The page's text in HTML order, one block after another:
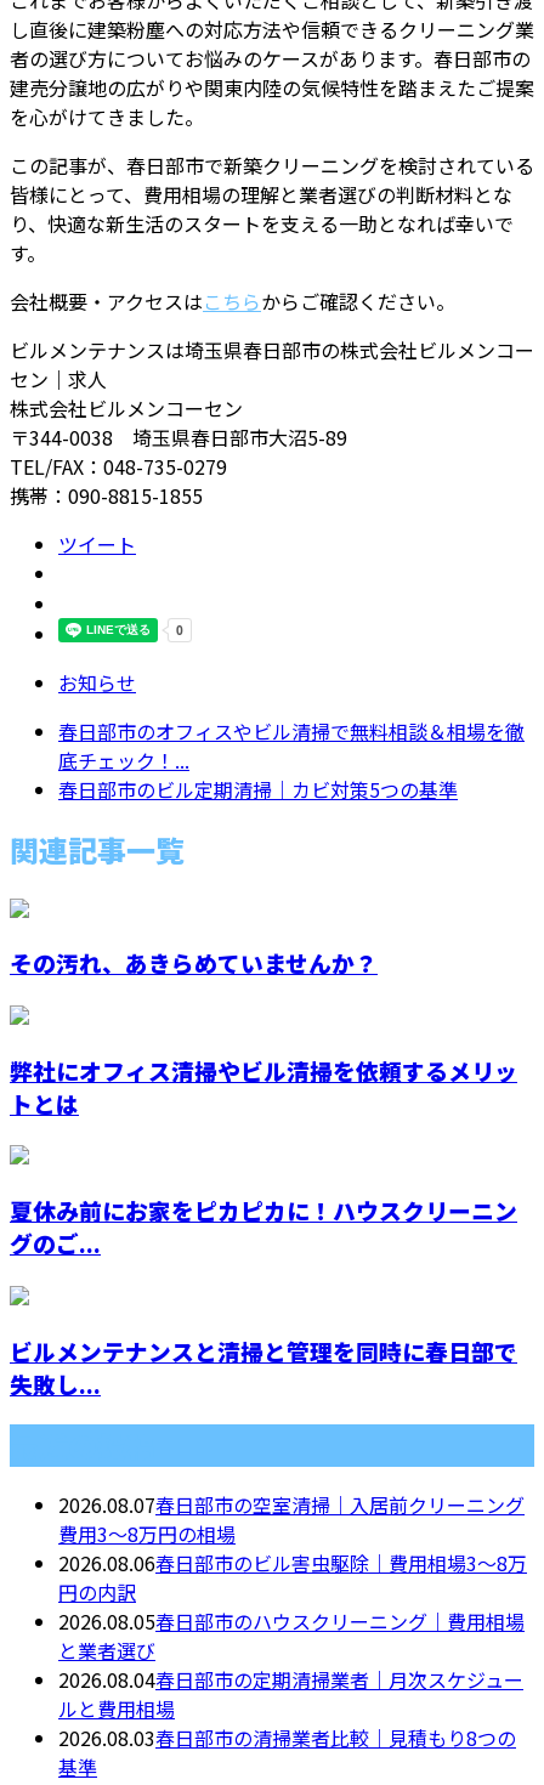
し直後に建築粉塵への対応方法や信頼できるクリーニング業
者の選び方についてお悩みのケースがあります。春日部市の
建売分譲地の広がりや関東内陸の気候特性を踏まえたご提案
を心がけてきました。
この記事が、春日部市で新築クリーニングを検討されている
皆様にとって、費用相場の理解と業者選びの判断材料とな
り、快適な新生活のスタートを支える一助となれば幸いで
す。
会社概要・アクセスはこちらからご確認ください。
ビルメンテナンスは埼玉県春日部市の株式会社ビルメンコー
セン｜求人
株式会社ビルメンコーセン
〒344-0038 埼玉県春日部市大沼5-89
TEL/FAX：048-735-0279
携帯：090-8815-1855
ツイート
お知らせ
春日部市のオフィスやビル清掃で無料相談＆相場を徹
底チェック！...
春日部市のビル定期清掃｜カビ対策5つの基準
関連記事一覧
その汚れ、あきらめていませんか？
弊社にオフィス清掃やビル清掃を依頼するメリッ
トとは
夏休み前にお家をピカピカに！ハウスクリーニン
グのご...
ビルメンテナンスと清掃と管理を同時に春日部で
失敗し...
2026.08.07春日部市の空室清掃｜入居前クリーニング
費用3〜8万円の相場
2026.08.06春日部市のビル害虫駆除｜費用相場3〜8万
円の内訳
2026.08.05春日部市のハウスクリーニング｜費用相場
と業者選び
2026.08.04春日部市の定期清掃業者｜月次スケジュー
ルと費用相場
2026.08.03春日部市の清掃業者比較｜見積もり8つの
基準